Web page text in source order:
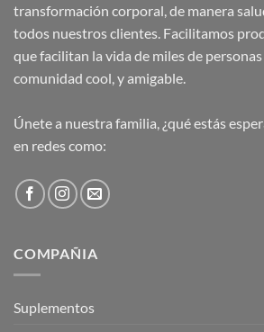
transformación corporal, de manera
todos nuestros clientes. Facilitamos
que facilitan la vida de miles de personas
comunidad cool, y amigable.
Únete a nuestra familia, ¿qué estás
en redes como:
COMPAÑIA
Suplementos